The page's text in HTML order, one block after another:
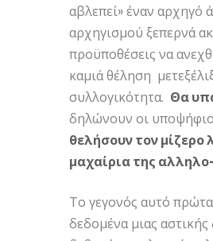
αβλεπεί» έναν αρχηγό
αρχηγισμού ξεπερνά
προϋποθέσεις να
καμιά θέληση
συλλογικότητα. Θα
δηλώνουν οι
θελήσουν τον μίζερο
μαχαίρια της
Το γεγονός αυτό
δεδομένα μιας